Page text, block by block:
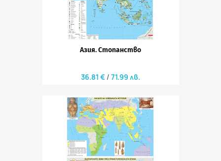
Азия. Стопанство
36.81 € 71.99 лв.